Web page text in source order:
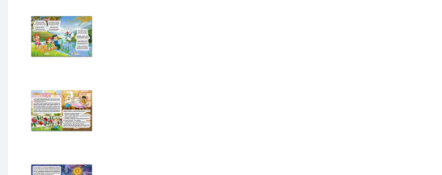
Художні матеріали
Творчість
Сувенірна продукція
Друк